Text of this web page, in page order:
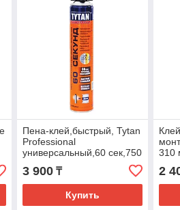
Пена-клей,быстрый, Tytan
Professional
универсальный,60 сек,750
мл (ПЕНА КЛЕЙ ТИТАН 60
СЕК)
3 900₸
Купить
310
2